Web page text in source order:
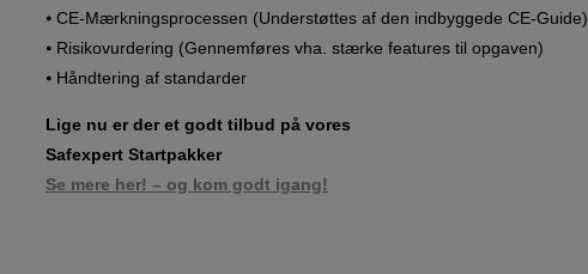
⦁ CE-Mærkningsprocessen (Understøttes af den indbyggede CE-Guide)
⦁ Risikovurdering (Gennemføres vha. stærke features til opgaven)
⦁ Håndtering af standarder
Lige nu er der et godt tilbud på vores
Safexpert Startpakker
Se mere her! – og kom godt igang!